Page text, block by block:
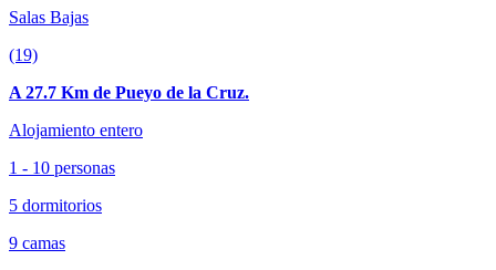
Salas Bajas
(19)
A 27.7 Km de Pueyo de la Cruz.
Alojamiento entero
1 - 10 personas
5 dormitorios
9 camas